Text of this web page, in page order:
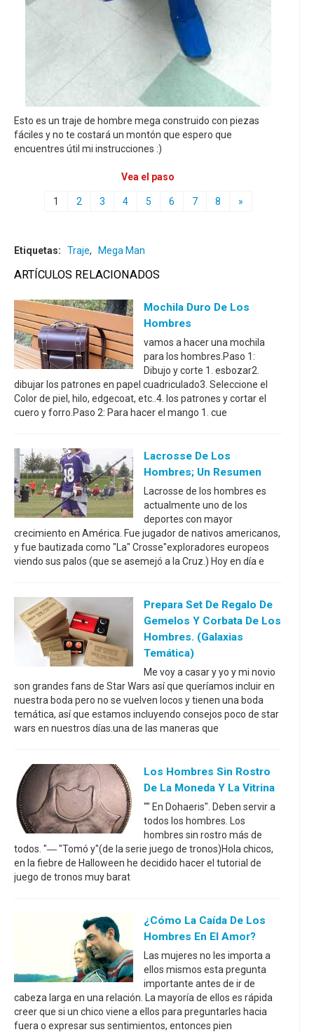
Esto es un traje de hombre mega construido con piezas
fáciles y no te costará un montón que espero que
encuentres útil mi instrucciones :)
Vea el paso
1 2 3 4 5 6 7 8 »
Etiquetas: Traje, Mega Man
ARTÍCULOS RELACIONADOS
Mochila Duro De Los
Hombres
vamos a hacer una mochila
para los hombres.Paso 1:
Dibujo y corte 1. esbozar2.
dibujar los patrones en papel cuadriculado3. Seleccione el
Color de piel, hilo, edgecoat, etc..4. los patrones y cortar el
cuero y forro.Paso 2: Para hacer el mango 1. cue
Lacrosse De Los
Hombres; Un Resumen
Lacrosse de los hombres es
actualmente uno de los
deportes con mayor
crecimiento en América. Fue jugador de nativos americanos,
y fue bautizada como "La" Crosse"exploradores europeos
viendo sus palos (que se asemejó a la Cruz.) Hoy en día e
Prepara Set De Regalo De
Gemelos Y Corbata De Los
Hombres. (galaxias
Temática)
Me voy a casar y yo y mi novio
son grandes fans de Star Wars así que queríamos incluir en
nuestra boda pero no se vuelven locos y tienen una boda
temática, así que estamos incluyendo consejos poco de star
wars en nuestros días.una de las maneras que
Los Hombres Sin Rostro
De La Moneda Y La Vitrina
"" En Dohaeris". Deben servir a
todos los hombres. Los
hombres sin rostro más de
todos. "― "Tomó y"(de la serie juego de tronos)Hola chicos,
en la fiebre de Halloween he decidido hacer el tutorial de
juego de tronos muy barat
¿Cómo La Caída De Los
Hombres En El Amor?
Las mujeres no les importa a
ellos mismos esta pregunta
importante antes de ir de
cabeza larga en una relación. La mayoría de ellos es rápida
creer que si un chico viene a ellos para preguntarles hacia
fuera o expresar sus sentimientos, entonces pien